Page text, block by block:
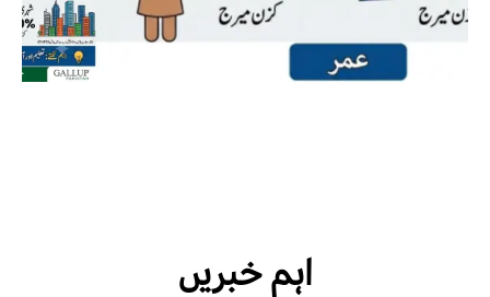
اہم خبریں